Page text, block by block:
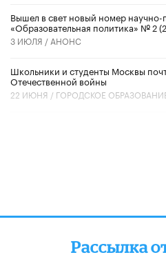
Вышел в свет новый номер научно-
«Образовательная политика» № 2
3 ИЮЛЯ / АНОНС
Школьники и студенты Москвы
Отечественной войны
22 ИЮНЯ / ГОРОДСКОЕ
Рассылка